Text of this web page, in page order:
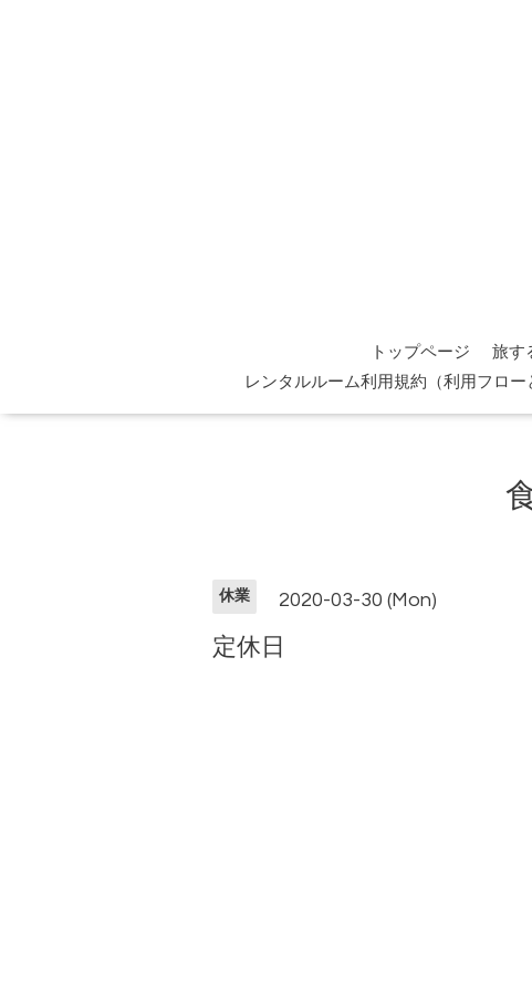
トップページ 旅す
レンタルルーム利用規約（利用フロー
休業 2020-03-30 (Mon)
定休日